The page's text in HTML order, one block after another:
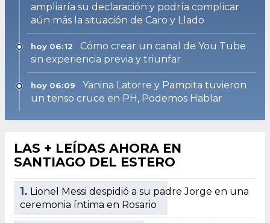
ampliaría su declaración y podría complicar
aún más la situación de Caro y Llado
hoy 06:12
Cómo crear un canal de You Tube
sin experiencia previa y triunfar
hoy 06:09
Yanina Latorre y Pampita tuvieron
un tenso cruce en PH, Podemos Hablar
LAS + LEÍDAS AHORA EN
SANTIAGO DEL ESTERO
1. Lionel Messi despidió a su padre Jorge en una
ceremonia íntima en Rosario